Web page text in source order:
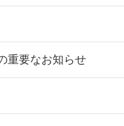
重要なお知らせ